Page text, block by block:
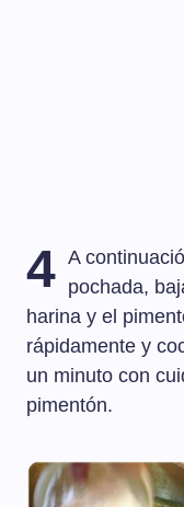
4 A
pochada,
harina y el
rápidamente y
un minuto con
pimentón.